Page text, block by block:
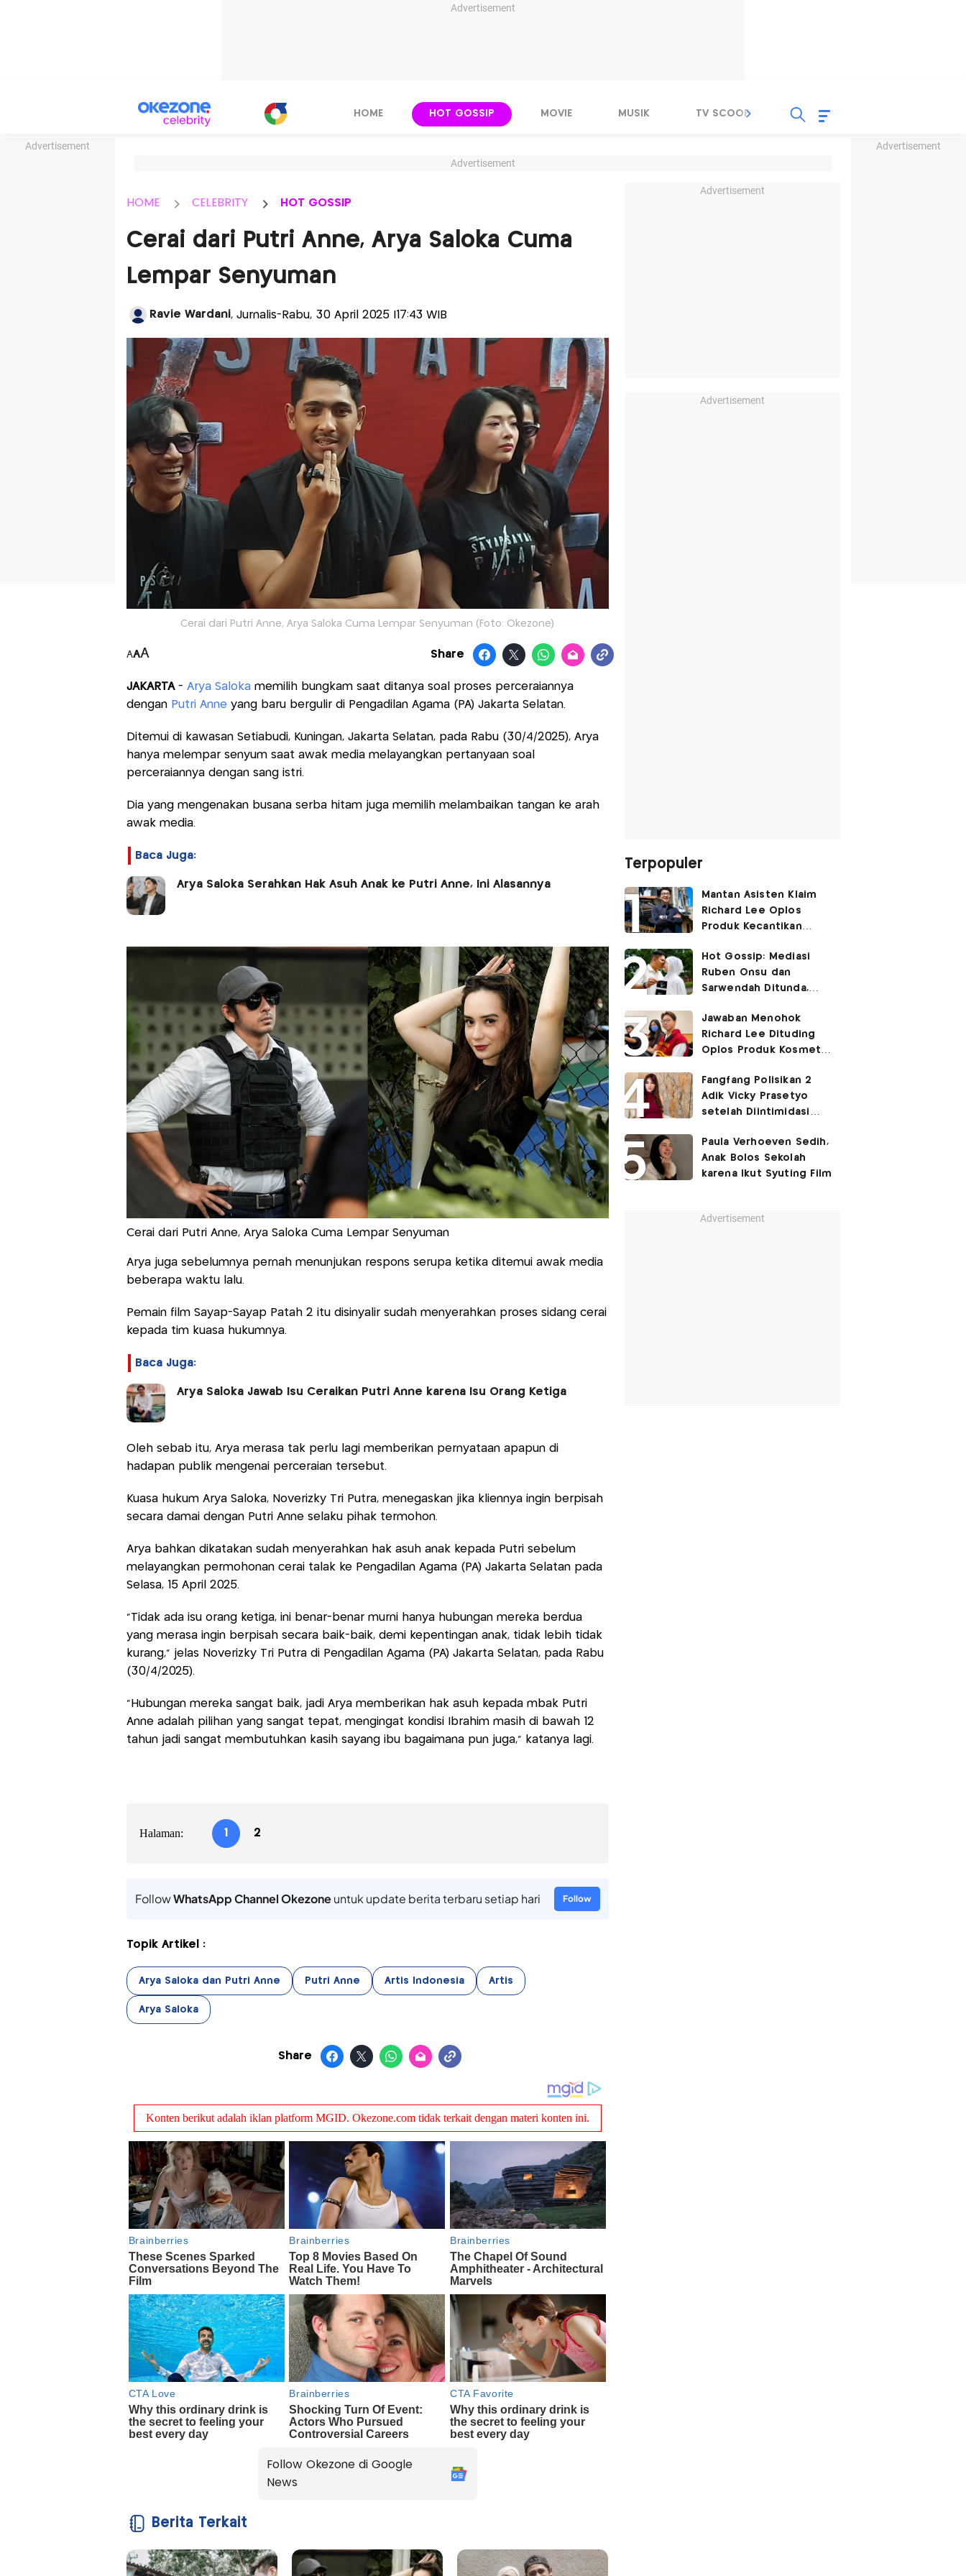
Advertisement
Advertisement Advertisement
HOME HOT GOSSIP MOVIE MUSIK TV SCOOP LIRIK
Advertisement
HOME CELEBRITY HOT GOSSIP
Cerai dari Putri Anne, Arya Saloka Cuma
Lempar Senyuman
Ravie Wardani, Jurnalis-Rabu, 30 April 2025 |17:43 WIB
Cerai dari Putri Anne, Arya Saloka Cuma Lempar Senyuman (Foto: Okezone)
AAA Share
JAKARTA - Arya Salokamemilih bungkam saat ditanya soal proses perceraiannya
dengan Putri Anne yang baru bergulir di Pengadilan Agama (PA) Jakarta Selatan.
Ditemui di kawasan Setiabudi, Kuningan, Jakarta Selatan, pada Rabu (30/4/2025), Arya
hanya melempar senyum saat awak media melayangkan pertanyaan soal
perceraiannya dengan sang istri.
Dia yang mengenakan busana serba hitam juga memilih melambaikan tangan ke arah
awak media.
Baca Juga:
Arya Saloka Serahkan Hak Asuh Anak ke Putri Anne, Ini Alasannya
Cerai dari Putri Anne, Arya Saloka Cuma Lempar Senyuman
Arya juga sebelumnya pernah menunjukan respons serupa ketika ditemui awak media
beberapa waktu lalu.
Pemain film Sayap-Sayap Patah 2 itu disinyalir sudah menyerahkan proses sidang cerai
kepada tim kuasa hukumnya.
Baca Juga:
Arya Saloka Jawab Isu Ceraikan Putri Anne karena Isu Orang Ketiga
Oleh sebab itu, Arya merasa tak perlu lagi memberikan pernyataan apapun di
hadapan publik mengenai perceraian tersebut.
Kuasa hukum Arya Saloka, Noverizky Tri Putra, menegaskan jika kliennya ingin berpisah
secara damai dengan Putri Anne selaku pihak termohon.
Arya bahkan dikatakan sudah menyerahkan hak asuh anak kepada Putri sebelum
melayangkan permohonan cerai talak ke Pengadilan Agama (PA) Jakarta Selatan pada
Selasa, 15 April 2025.
"Tidak ada isu orang ketiga, ini benar-benar murni hanya hubungan mereka berdua
yang merasa ingin berpisah secara baik-baik, demi kepentingan anak, tidak lebih tidak
kurang," jelas Noverizky Tri Putra di Pengadilan Agama (PA) Jakarta Selatan, pada Rabu
(30/4/2025).
"Hubungan mereka sangat baik, jadi Arya memberikan hak asuh kepada mbak Putri
Anne adalah pilihan yang sangat tepat, mengingat kondisi Ibrahim masih di bawah 12
tahun jadi sangat membutuhkan kasih sayang ibu bagaimana pun juga," katanya lagi.
Halaman: 1 2
FollowWhatsApp Channel Okezoneuntuk update berita terbaru setiap hari Follow
Topik Artikel :
Arya Saloka dan Putri Anne Putri Anne Artis Indonesia Artis
Arya Saloka
Share
Follow Okezone di Google
News
Berita Terkait
Advertisement
Advertisement
Terpopuler
Mantan Asisten Klaim
Richard Lee Oplos
Produk Kecantikan
ke Ani-Ani
Hot Gossip: Mediasi
Ruben Onsu dan
Sarwendah Ditunda,
Ketiga
Jawaban Menohok
Richard Lee Dituding
Oplos Produk Kosmetik
Fangfang Polisikan 2
Adik Vicky Prasetyo
setelah Diintimidasi
Paula Verhoeven Sedih,
Anak Bolos Sekolah
karena Ikut Syuting Film
Advertisement